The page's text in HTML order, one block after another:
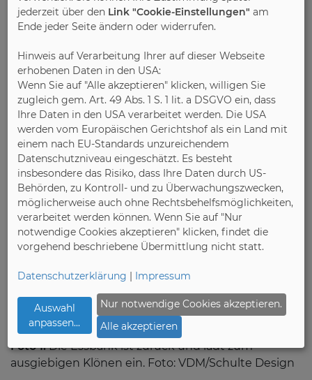
haben die Gäste meist ein Gesprächsthema, wenn
sie gemeinsam diskutieren, wer denn auf der Bank
bietet die Eckbank guten Sichtkontakt und lädt
zum Klönen ein. Wer nur zu zweit auf ihr Platz
nimmt, kann außerdem auch mal die Füße
hochlegen.
Je nach persönlichem Geschmack kann die
Grundausstattung des Essbereichs sehr individuell
ausfallen. Manche Menschen wollen sechs
verschiedene Esssessel besitzen, in
unterschiedlichen Farben, Dessins oder Formen.
Andere bevorzugen lieber sechsmal ein und
dasselbe Modell. Hinzu kommen
Gesamteindruck des Essbereichs stark prägen
können. Dekoration kann an Urlaub erinnern, an
Jahreszeiten, an religiöse oder private Feste.
Foto 1:Die Essbank ist zurück und lädt zum
ausgiebigen Klönen ein. Foto: VDM/Schulte Design
jederzeit über den Link "Cookie-Einstellungen" am
Ende jeder Seite ändern oder widerrufen.
Hinweis auf Verarbeitung Ihrer auf dieser Webseite
erhobenen Daten in den USA:
Wenn Sie auf "Alle akzeptieren" klicken, willigen Sie
zugleich gem. Art. 49 Abs. 1 S. 1 lit. a DSGVO ein, dass
Ihre Daten in den USA verarbeitet werden. Die USA
werden vom Europäischen Gerichtshof als ein Land mit
einem nach EU-Standards unzureichendem
Datenschutzniveau eingeschätzt. Es besteht
insbesondere das Risiko, dass Ihre Daten durch US-
Behörden, zu Kontroll- und zu Überwachungszwecken,
möglicherweise auch ohne Rechtsbehelfsmöglichkeiten,
verarbeitet werden können. Wenn Sie auf "Nur
notwendige Cookies akzeptieren" klicken, findet die
vorgehend beschriebene Übermittlung nicht statt.
Datenschutzerklärung | Impressum
Auswahl
anpassen...
Nur notwendige Cookies akzeptieren.
Alle akzeptieren